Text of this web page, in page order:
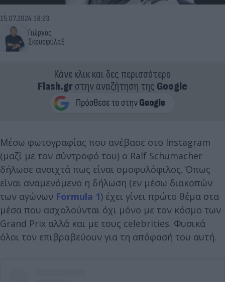
Γιώργος
Σκευοφύλαξ
15.07.2024 18:23
Κάνε κλικ και δες περισσότερο
Flash.grστην αναζήτηση της Google
Μέσω φωτογραφίας που ανέβασε στο Instagram
(μαζί με τον σύντροφό του) o Ralf Schumacher
δήλωσε ανοιχτά πως είναι ομοφυλόφιλος. Όπως
είναι αναμενόμενο η δήλωση (εν μέσω διακοπών
των αγώνων Formula 1) έχει γίνει πρώτο θέμα στα
μέσα που ασχολούνται όχι μόνο με τον κόσμο των
Grand Prix αλλά και με τους celebrities. Φυσικά
όλοι τον επιβραβεύουν για τη απόφασή του αυτή.